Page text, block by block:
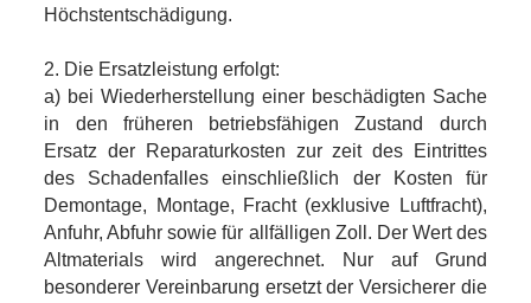
Höchstentschädigung.
2. Die Ersatzleistung erfolgt:
a) bei Wiederherstellung einer beschädigten Sache
in den früheren betriebsfähigen Zustand durch
Ersatz der Reparaturkosten zur zeit des Eintrittes
des Schadenfalles einschließlich der Kosten für
Demontage, Montage, Fracht (exklusive Luftfracht),
Anfuhr, Abfuhr sowie für allfälligen Zoll. Der Wert des
Altmaterials wird angerechnet. Nur auf Grund
besonderer Vereinbarung ersetzt der Versicherer die